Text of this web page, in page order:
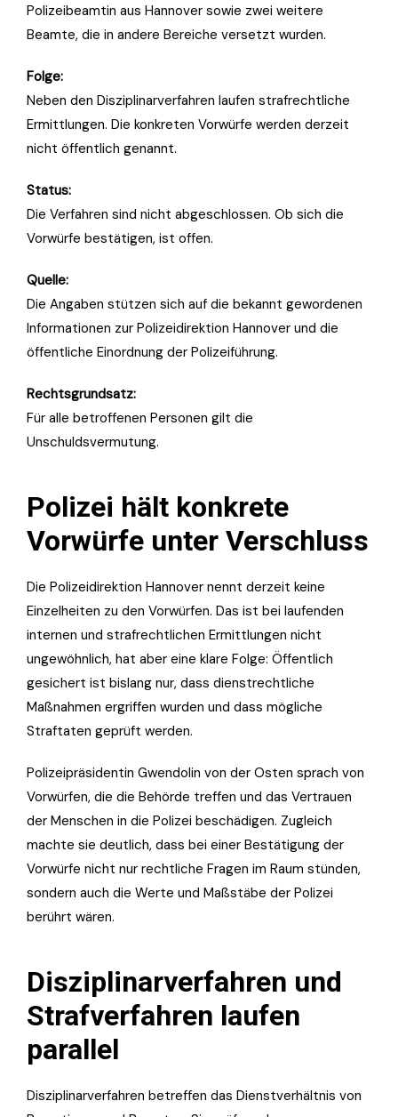
Polizeibeamtin aus Hannover sowie zwei weitere
Beamte, die in andere Bereiche versetzt wurden.
Folge:
Neben den Disziplinarverfahren laufen strafrechtliche
Ermittlungen. Die konkreten Vorwürfe werden derzeit
nicht öffentlich genannt.
Status:
Die Verfahren sind nicht abgeschlossen. Ob sich die
Vorwürfe bestätigen, ist offen.
Quelle:
Die Angaben stützen sich auf die bekannt gewordenen
Informationen zur Polizeidirektion Hannover und die
öffentliche Einordnung der Polizeiführung.
Rechtsgrundsatz:
Für alle betroffenen Personen gilt die
Unschuldsvermutung.
Polizei hält konkrete
Vorwürfe unter Verschluss
Die Polizeidirektion Hannover nennt derzeit keine
Einzelheiten zu den Vorwürfen. Das ist bei laufenden
internen und strafrechtlichen Ermittlungen nicht
ungewöhnlich, hat aber eine klare Folge: Öffentlich
gesichert ist bislang nur, dass dienstrechtliche
Maßnahmen ergriffen wurden und dass mögliche
Straftaten geprüft werden.
Polizeipräsidentin Gwendolin von der Osten sprach von
Vorwürfen, die die Behörde treffen und das Vertrauen
der Menschen in die Polizei beschädigen. Zugleich
machte sie deutlich, dass bei einer Bestätigung der
Vorwürfe nicht nur rechtliche Fragen im Raum stünden,
sondern auch die Werte und Maßstäbe der Polizei
berührt wären.
Disziplinarverfahren und
Strafverfahren laufen
parallel
Disziplinarverfahren betreffen das Dienstverhältnis von